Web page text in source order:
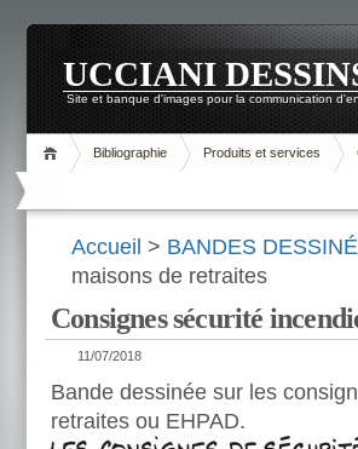
UCCIANI
Site et banque d'images pour la communication
Bibliographie Produits et services
Accueil > BANDES
maisons de retraites
Consignes sécurité
11/07/2018
Bande dessinée sur les
retraites ou EHPAD.